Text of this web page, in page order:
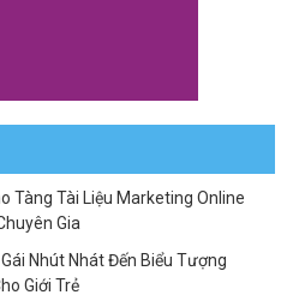
Tàng Tài Liệu Marketing Online
Gia
Nhút Nhát Đến Biểu Tượng
Giới Trẻ